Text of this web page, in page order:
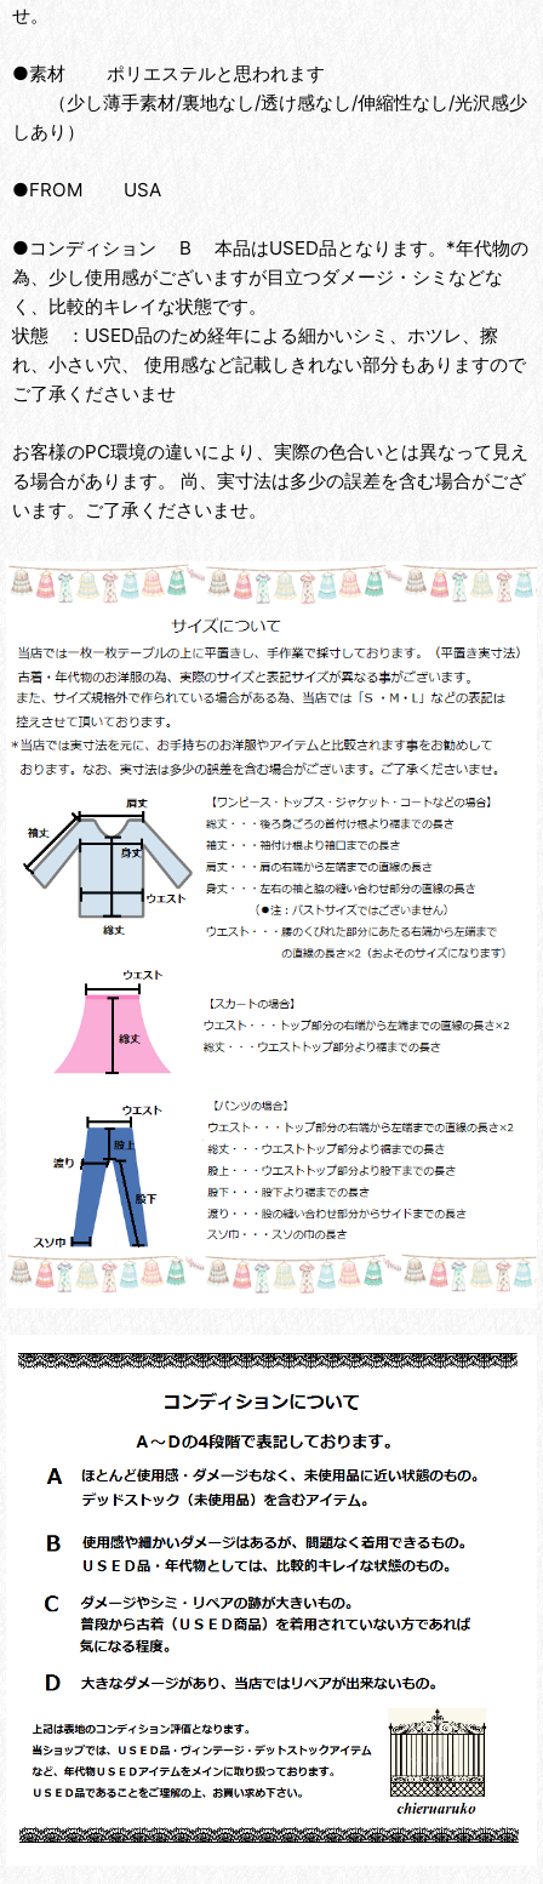
せ。
●素材 ポリエステルと思われます
（少し薄手素材/裏地なし/透け感なし/伸縮性なし/光沢感少
しあり）
●FROM USA
●コンディション B 本品はUSED品となります。*年代物の
為、少し使用感がございますが目立つダメージ・シミなどな
く、比較的キレイな状態です。
状態 ：USED品のため経年による細かいシミ、ホツレ、擦
れ、小さい穴、 使用感など記載しきれない部分もありますので
ご了承くださいませ
お客様のPC環境の違いにより、実際の色合いとは異なって見え
る場合があります。 尚、実寸法は多少の誤差を含む場合がござ
います。ご了承くださいませ。